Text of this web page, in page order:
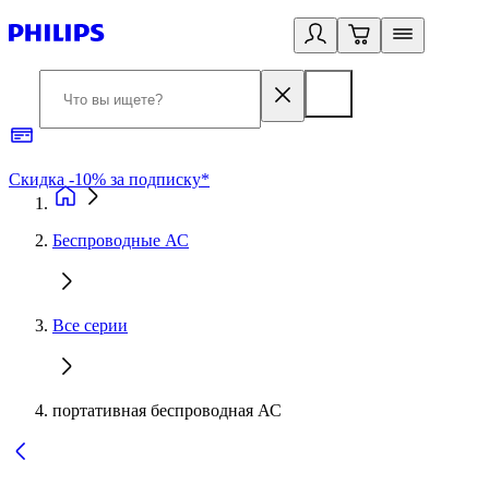
Скидка -10% за подписку*
Беспроводные АС
Все серии
портативная беспроводная АС